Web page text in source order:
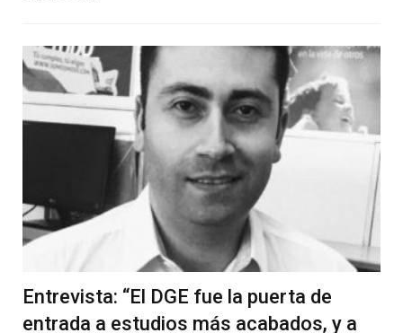
Entrevista: “El DGE fue la puerta de
entrada a estudios más acabados, y a